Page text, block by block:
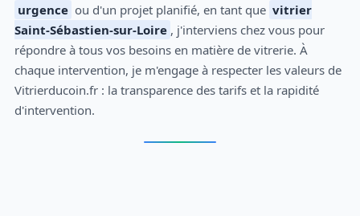
urgence ou d'un projet planifié, en tant que vitrier
Saint-Sébastien-sur-Loire , j'interviens chez vous pour
répondre à tous vos besoins en matière de vitrerie. À
chaque intervention, je m'engage à respecter les valeurs de
Vitrierducoin.fr : la transparence des tarifs et la rapidité
d'intervention.